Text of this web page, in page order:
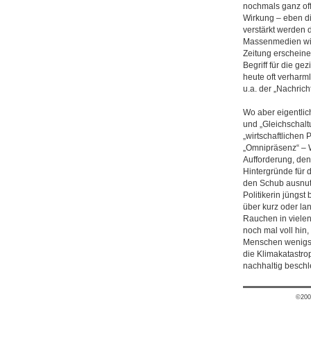
nochmals ganz
Wirkung – eben
verstärkt werden
Massenmedien
Zeitung
Begriff für die
heute oft
u.a. der
Wo aber
und
„wirtschaftlichen
„Omnipräsenz“
Aufforderung,
Hintergründe für
den Schub
Politikerin jüngst
über kurz oder
Rauchen in
noch mal voll
Menschen
die
nachhaltig